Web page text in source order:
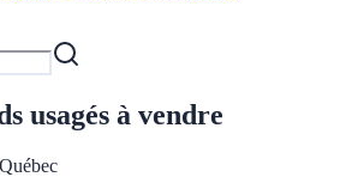
usagés à vendre